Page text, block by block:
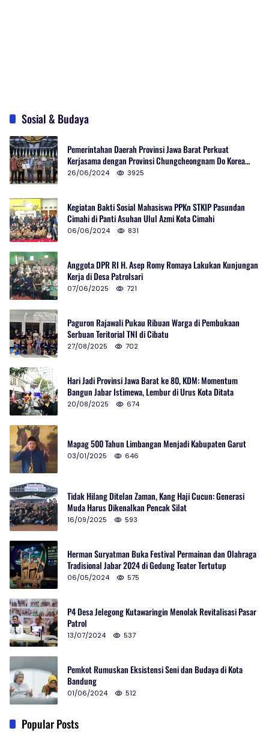
Sosial & Budaya
Pemerintahan Daerah Provinsi Jawa Barat Perkuat
Kerjasama dengan Provinsi Chungcheongnam Do Korea
Selatan
26/06/2024 3925
Kegiatan Bakti Sosial Mahasiswa PPKn STKIP Pasundan
Cimahi di Panti Asuhan Ulul Azmi Kota Cimahi
06/06/2024 831
Anggota DPR RI H. Asep Romy Romaya Lakukan Kunjungan
Kerja di Desa Patrolsari
07/06/2025 721
Paguron Rajawali Pukau Ribuan Warga di Pembukaan
Serbuan Teritorial TNI di Cibatu
27/08/2025 702
Hari Jadi Provinsi Jawa Barat ke 80, KDM: Momentum
Bangun Jabar Istimewa, Lembur di Urus Kota Ditata
20/08/2025 674
Mapag 500 Tahun Limbangan Menjadi Kabupaten Garut
03/01/2025 646
Tidak Hilang Ditelan Zaman, Kang Haji Cucun: Generasi
Muda Harus Dikenalkan Pencak Silat
16/09/2025 593
Herman Suryatman Buka Festival Permainan dan Olahraga
Tradisional Jabar 2024 di Gedung Teater Tertutup
06/05/2024 575
P4 Desa Jelegong Kutawaringin Menolak Revitalisasi Pasar
Patrol
13/07/2024 537
Pemkot Rumuskan Eksistensi Seni dan Budaya di Kota
Bandung
01/06/2024 512
Popular Posts